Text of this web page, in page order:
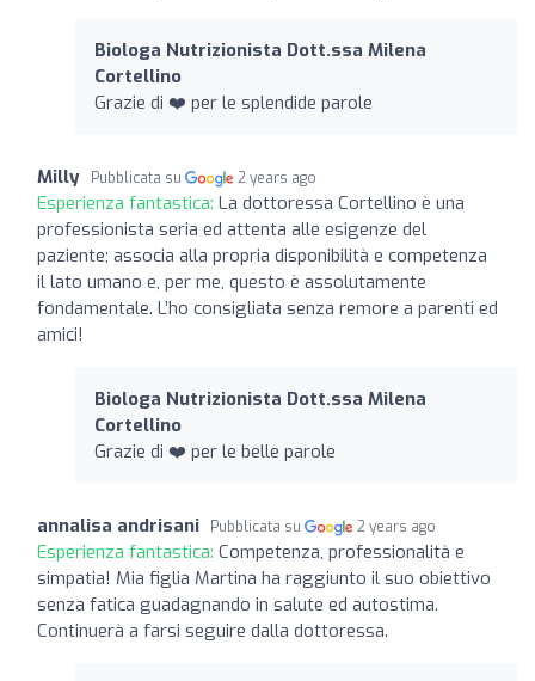
Biologa Nutrizionista Dott.ssa Milena
Cortellino
Grazie di ❤️ per le splendide parole
Milly Pubblicata su 2 years ago
Esperienza fantastica: La dottoressa Cortellino è una
professionista seria ed attenta alle esigenze del
paziente; associa alla propria disponibilità e competenza
il lato umano e, per me, questo è assolutamente
fondamentale. L’ho consigliata senza remore a parenti ed
amici!
Biologa Nutrizionista Dott.ssa Milena
Cortellino
Grazie di ❤️ per le belle parole
annalisa andrisani Pubblicata su 2 years ago
Esperienza fantastica: Competenza, professionalità e
simpatia! Mia figlia Martina ha raggiunto il suo obiettivo
senza fatica guadagnando in salute ed autostima.
Continuerà a farsi seguire dalla dottoressa.